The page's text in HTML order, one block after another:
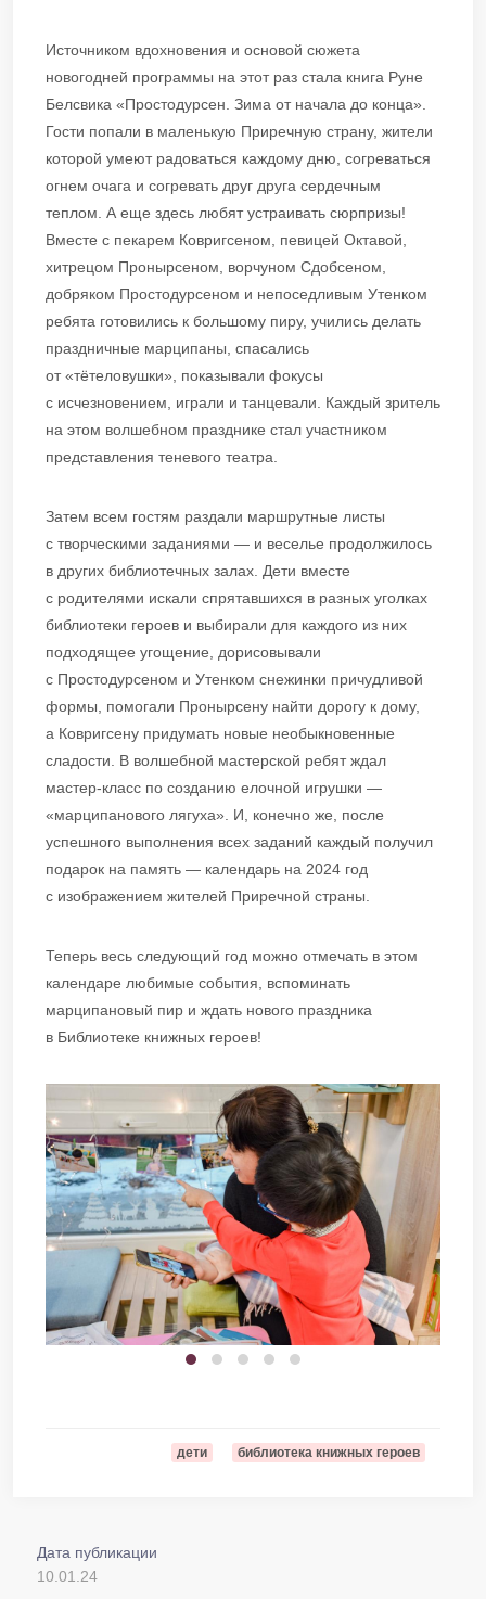
Источником вдохновения и основой сюжета
новогодней программы на этот раз стала книга Руне
Белсвика «Простодурсен. Зима от начала до конца».
Гости попали в маленькую Приречную страну, жители
которой умеют радоваться каждому дню, согреваться
огнем очага и согревать друг друга сердечным
теплом. А еще здесь любят устраивать сюрпризы!
Вместе с пекарем Ковригсеном, певицей Октавой,
хитрецом Пронырсеном, ворчуном Сдобсеном,
добряком Простодурсеном и непоседливым Утенком
ребята готовились к большому пиру, учились делать
праздничные марципаны, спасались
от «тётеловушки», показывали фокусы
с исчезновением, играли и танцевали. Каждый зритель
на этом волшебном празднике стал участником
представления теневого театра.
Затем всем гостям раздали маршрутные листы
с творческими заданиями — и веселье продолжилось
в других библиотечных залах. Дети вместе
с родителями искали спрятавшихся в разных уголках
библиотеки героев и выбирали для каждого из них
подходящее угощение, дорисовывали
с Простодурсеном и Утенком снежинки причудливой
формы, помогали Пронырсену найти дорогу к дому,
а Ковригсену придумать новые необыкновенные
сладости. В волшебной мастерской ребят ждал
мастер-класс по созданию елочной игрушки —
«марципанового лягуха». И, конечно же, после
успешного выполнения всех заданий каждый получил
подарок на память — календарь на 2024 год
с изображением жителей Приречной страны.
Теперь весь следующий год можно отмечать в этом
календаре любимые события, вспоминать
марципановый пир и ждать нового праздника
в Библиотеке книжных героев!
дети библиотека книжных героев
Дата публикации
10.01.24